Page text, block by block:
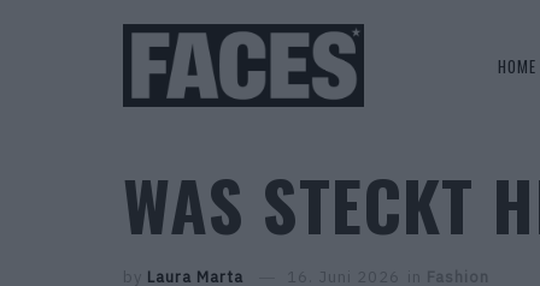
HOME
WAS STECKT
by Laura Marta 16. Juni 2026 in Fashion